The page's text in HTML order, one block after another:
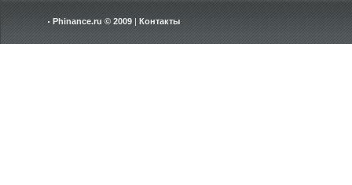
Phinance.ru © 2009 | Контакты